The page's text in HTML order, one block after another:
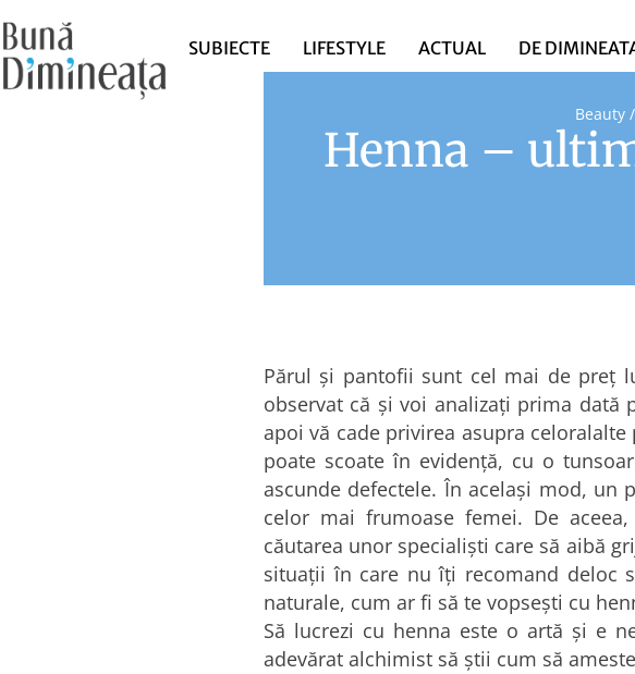
SUBIECTE LIFESTYLE ACTUAL DE
Beauty
Henna –
Părul şi pantofii sunt cel mai de preţ
observat că şi voi analizaţi prima dată
apoi vă cade privirea asupra
poate scoate în evidenţă, cu o
ascunde defectele. În același mod, un
celor mai frumoase femei. De
căutarea unor specialişti care să aibă
situaţii în care nu îţi recomand deloc
naturale, cum ar fi să te vopseşti cu
Să lucrezi cu henna este o artă şi e
adevărat alchimist să ştii cum să